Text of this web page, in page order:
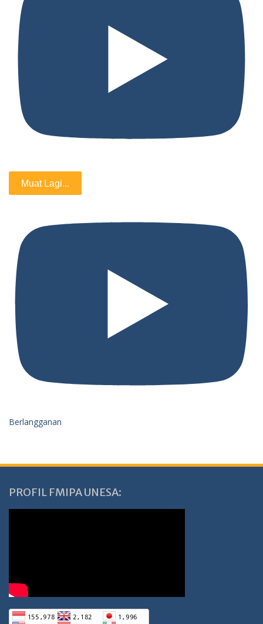
Muat Lagi...
Berlangganan
PROFIL FMIPA UNESA: